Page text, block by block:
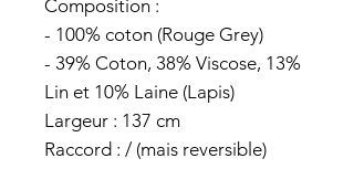
Composition :
- 100% coton (Rouge Grey)
- 39% Coton, 38% Viscose, 13%
Lin et 10% Laine (Lapis)
Largeur : 137 cm
Raccord : / (mais reversible)